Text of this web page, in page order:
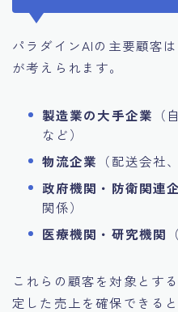
パラダインAIの主要顧客
が考えられます。
製造業の大手企業 （
など）
物流企業 （配送会社
政府機関・防衛関連
関係）
医療機関・研究機関
これらの顧客を対象とす
定した売上を確保できる